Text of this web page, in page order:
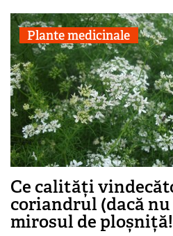
Plante medicinale
Ce calități
coriandrul (dacă
mirosul de